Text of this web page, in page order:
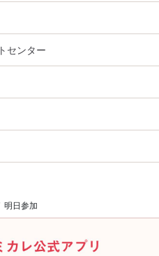
センター
明日参加